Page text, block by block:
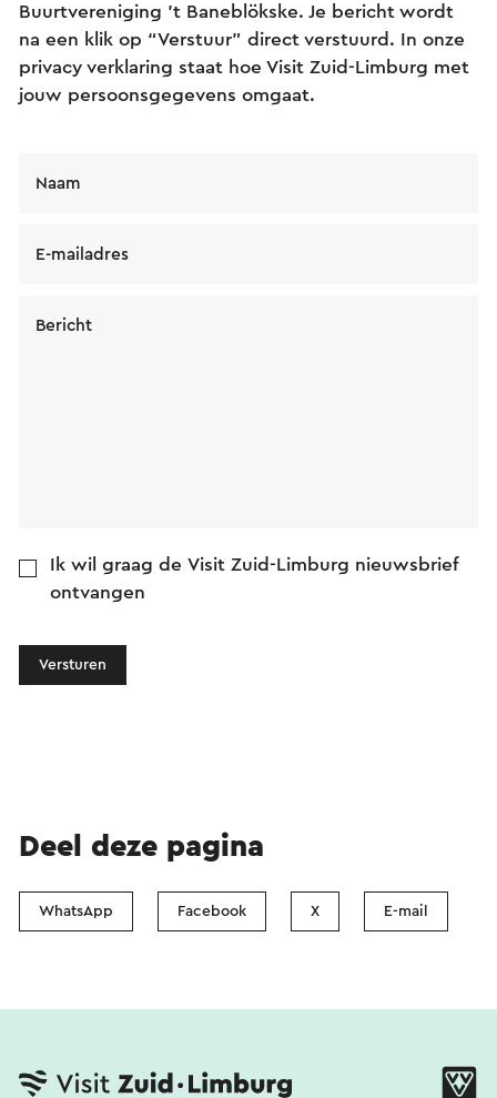
Buurtvereniging 't Baneblökske. Je bericht wordt
na een klik op “Verstuur” direct verstuurd. In onze
privacy verklaring staat hoe Visit Zuid-Limburg met
jouw persoonsgegevens omgaat.
Naam
E-mailadres
Bericht
Ik wil graag de Visit Zuid-Limburg nieuwsbrief
ontvangen
Versturen
Deel deze pagina
WhatsApp Facebook X E-mail